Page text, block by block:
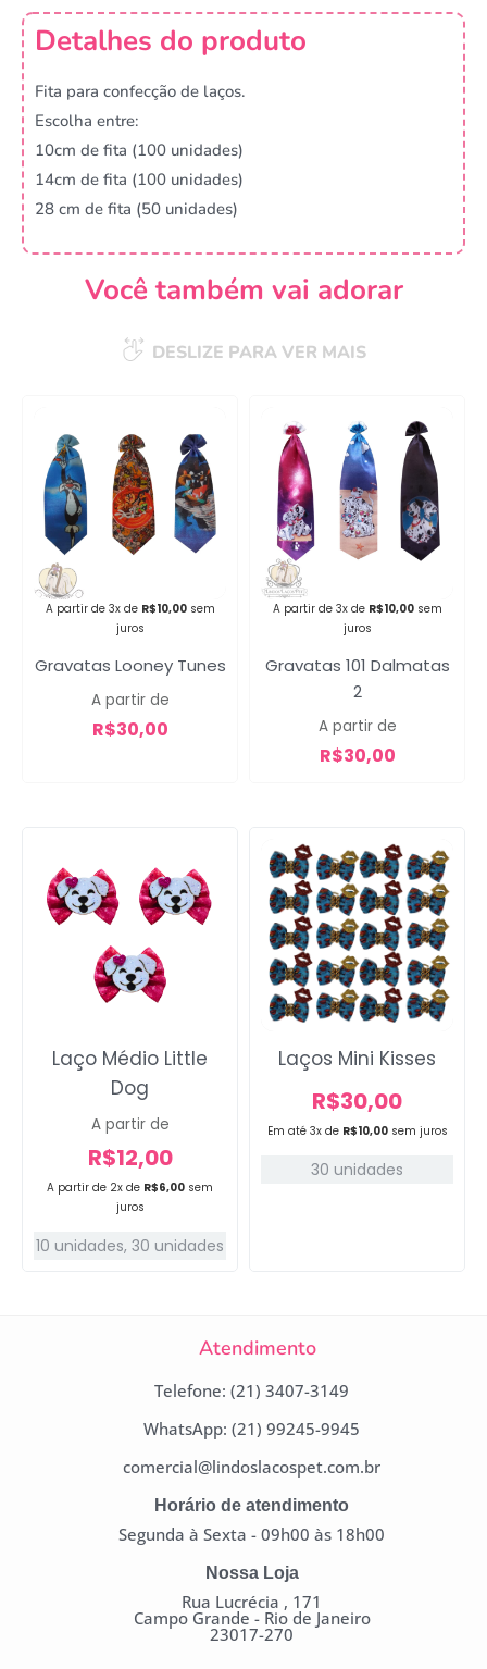
Detalhes do produto
Fita para confecção de laços.
Escolha entre:
10cm de fita (100 unidades)
14cm de fita (100 unidades)
28 cm de fita (50 unidades)
Você também vai adorar
DESLIZE PARA VER MAIS
A partir de 3x de R$10,00 sem
juros
Gravatas Looney Tunes
A partir de
R$30,00
A partir de 3x de R$10,00 sem
juros
Gravatas 101 Dalmatas
2
A partir de
R$30,00
A partir de 2x de R$6,00 sem
juros
Laço Médio Little
Dog
A partir de
R$12,00
10 unidades, 30 unidades
Em até 3x de R$10,00 sem juros
Laços Mini Kisses
R$30,00
30 unidades
Atendimento
Telefone: (21) 3407-3149
WhatsApp: (21) 99245-9945
comercial@lindoslacospet.com.br
Horário de atendimento
Segunda à Sexta - 09h00 às 18h00
Nossa Loja
Rua Lucrécia , 171
Campo Grande - Rio de Janeiro
23017-270
Campanha lançada com
sucesso!